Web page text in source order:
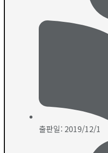
출판일: 2019/12/1